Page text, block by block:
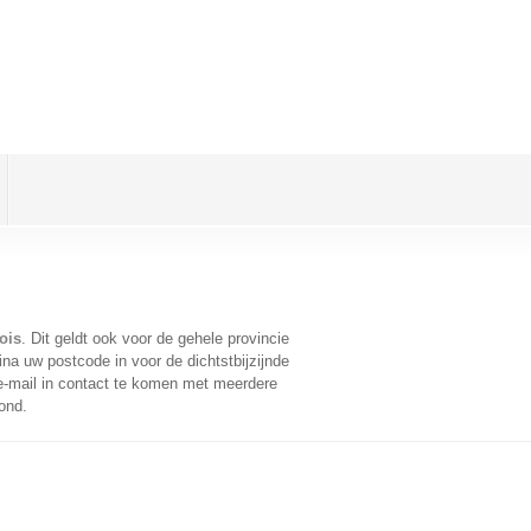
. Dit geldt ook voor de gehele provincie
uw postcode in voor de dichtstbijzijnde
in contact te komen met meerdere